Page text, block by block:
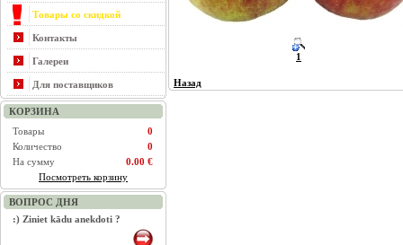
Товары со скидкой
Контакты
Галереи
Для поставщиков
КОРЗИНА
Товары
0
Количество
0
На сумму
0.00 €
Посмотреть корзину
ВОПРОС ДНЯ
:) Ziniet kādu anekdoti ?
1
Назад